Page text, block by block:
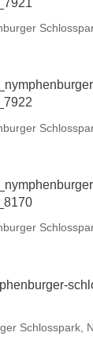
Schlosspark,